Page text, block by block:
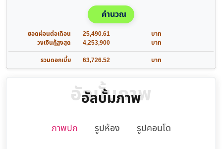
คำนวณ
ยอดผ่อนต่อเดือน 25,490.61
บาท
วงเงินกู้สูงสุด
4,253,900
บาท
รวมดอกเบี้ย
63,726.52 บาท
อัลบั้มภาพ
อัลบั้มภาพ
ภาพปก รูปห้อง รูปคอนโด